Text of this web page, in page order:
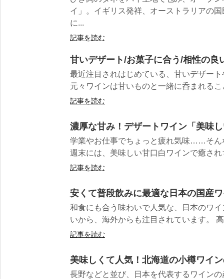
イ」。イギリス発祥、オーストラリアの
に...
記事を読む
甘いデザート/お菓子に合う/相性の良
最近注目されはじめている、甘いデザー
元々ワインは甘いものと一緒に呑まれる
記事を読む
濃厚な甘み！デザートワイン「美味
学業やお仕事でちょっと疲れ気味……そん
週末には、美味しい甘口白ワインで癒さ
記事を読む
安くて普段飲みに最適な日本の国産
和食にも合う味わいで人気な、日本のワ
いから、海外からも注目されています。
記事を読む
美味しくて人気！北海道の小樽ワイ
長野などと並び、日本を代表するワイン